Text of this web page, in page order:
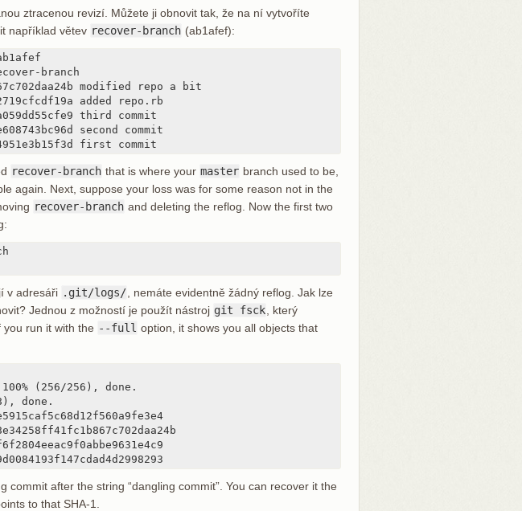
ztracenou revizí. Můžete ji obnovit tak, že na ní vytvoříte
například větev recover-branch (ab1afef):
branch
modified repo a bit
added repo.rb
third commit
second commit
first commit
recover-branch that is where your master branch used to be,
again. Next, suppose your loss was for some reason not in the
recover-branch and deleting the reflog. Now the first two
v adresáři .git/logs/ , nemáte evidentně žádný reflog. Jak lze
Jednou z možností je použít nástroj git fsck , který
run it with the --full option, it shows you all objects that
(256/256), done.
done.
commit after the string “dangling commit”. You can recover it the
to that SHA-1.